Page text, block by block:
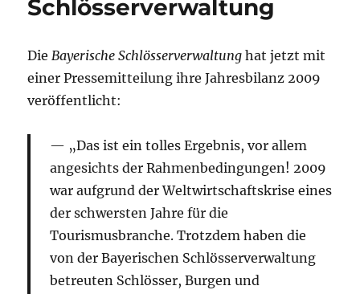
Schlösserverwaltung
DieBayerische Schlösserverwaltung hat jetzt mit
einer Pressemitteilung ihre Jahresbilanz 2009
veröffentlicht:
„Das ist ein tolles Ergebnis, vor allem
angesichts der Rahmenbedingungen! 2009
war aufgrund der Weltwirtschaftskrise eines
der schwersten Jahre für die
Tourismusbranche. Trotzdem haben die
von der Bayerischen Schlösserverwaltung
betreuten Schlösser, Burgen und